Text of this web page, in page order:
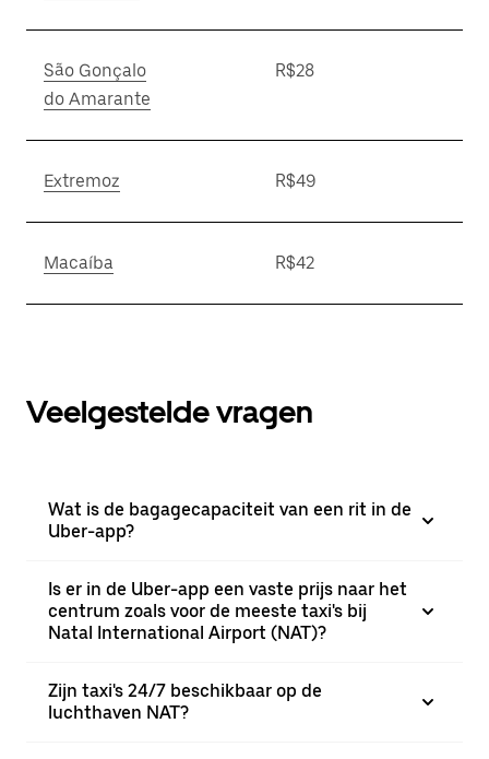
São Gonçalo
do Amarante
R$28
Extremoz R$49
Macaíba R$42
Veelgestelde vragen
Wat is de bagagecapaciteit van een rit in de
Uber-app?
Is er in de Uber-app een vaste prijs naar het
centrum zoals voor de meeste taxi's bij
Natal International Airport (NAT)?
Zijn taxi's 24/7 beschikbaar op de
luchthaven NAT?